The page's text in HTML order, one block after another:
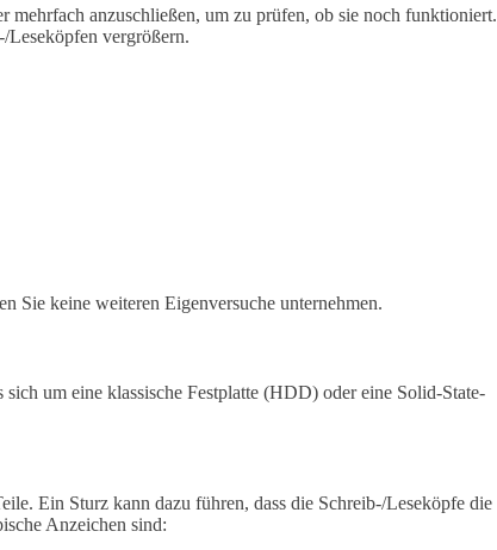
mehrfach anzuschließen, um zu prüfen, ob sie noch funktioniert.
Leseköpfen vergrößern.
Sie keine weiteren Eigenversuche unternehmen.
um eine klassische Festplatte (HDD) oder eine Solid-State-
Ein Sturz kann dazu führen, dass die Schreib-/Leseköpfe die
Anzeichen sind: